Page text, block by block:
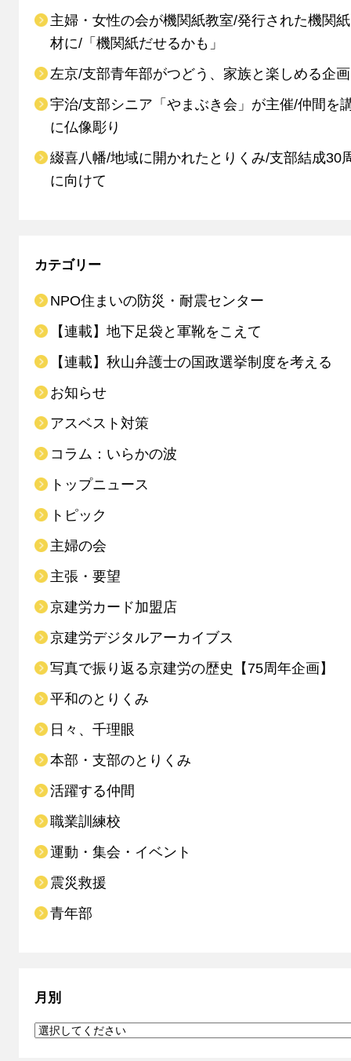
主婦・女性の会が機関紙教室/発行された機関
材に/「機関紙だせるかも」
左京/支部青年部がつどう、家族と楽しめる企
宇治/支部シニア「やまぶき会」が主催/仲間を
に仏像彫り
綴喜八幡/地域に開かれたとりくみ/支部結成30
に向けて
カテゴリー
NPO住まいの防災・耐震センター
【連載】地下足袋と軍靴をこえて
【連載】秋山弁護士の国政選挙制度を考える
お知らせ
アスベスト対策
コラム：いらかの波
トップニュース
トピック
主婦の会
主張・要望
京建労カード加盟店
京建労デジタルアーカイブス
写真で振り返る京建労の歴史【75周年企画】
平和のとりくみ
日々、千理眼
本部・支部のとりくみ
活躍する仲間
職業訓練校
運動・集会・イベント
震災救援
青年部
月別